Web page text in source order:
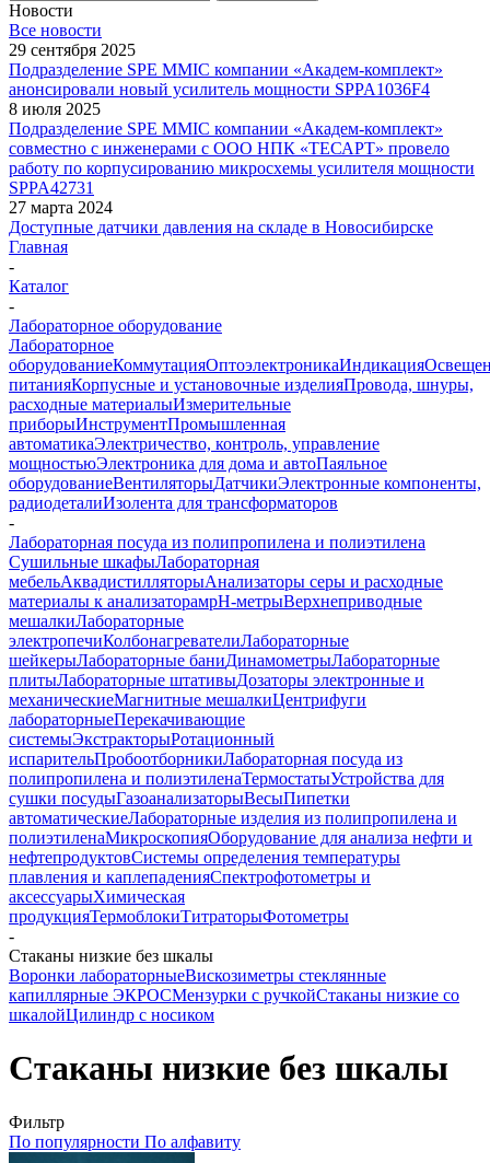
Новости
Все новости
29 сентября 2025
Подразделение SPE MMIC компании «Академ-комплект»
анонсировали новый усилитель мощности SPPA1036F4
8 июля 2025
Подразделение SPE MMIC компании «Академ-комплект»
совместно с инженерами с ООО НПК «ТЕСАРТ» провело
работу по корпусированию микросхемы усилителя мощности
SPPA42731
27 марта 2024
Доступные датчики давления на складе в Новосибирске
Главная
-
Каталог
-
Лабораторное оборудование
Лабораторное
оборудованиеКоммутацияОптоэлектроникаИндикация
питанияКорпусные и установочные изделияПровода, шнуры,
расходные материалыИзмерительные
приборыИнструментПромышленная
автоматикаЭлектричество, контроль, управление
мощностьюЭлектроника для дома и автоПаяльное
оборудованиеВентиляторыДатчикиЭлектронные компоненты,
радиодеталиИзолента для трансформаторов
-
Лабораторная посуда из полипропилена и полиэтилена
Cушильные шкафыЛабораторная
мебельАквадистилляторыАнализаторы серы и расходные
материалы к анализаторамpH-метрыВерхнеприводные
мешалкиЛабораторные
электропечиКолбонагревателиЛабораторные
шейкерыЛабораторные баниДинамометрыЛабораторные
плитыЛабораторные штативыДозаторы электронные и
механическиеМагнитные мешалкиЦентрифуги
лабораторныеПерекачивающие
системыЭкстракторыРотационный
испарительПробоотборникиЛабораторная посуда из
полипропилена и полиэтиленаТермостатыУстройства для
сушки посудыГазоанализаторыВесыПипетки
автоматическиеЛабораторные изделия из полипропилена и
полиэтиленаМикроскопияОборудование для анализа нефти и
нефтепродуктовСистемы определения температуры
плавления и каплепаденияСпектрофотометры и
аксессуарыХимическая
продукцияТермоблокиТитраторыФотометры
-
Стаканы низкие без шкалы
Воронки лабораторныеВискозиметры стеклянные
капиллярные ЭКРОСМензурки с ручкойСтаканы низкие со
шкалойЦилиндр с носиком
Стаканы низкие без шкалы
Фильтр
По популярности По алфавиту